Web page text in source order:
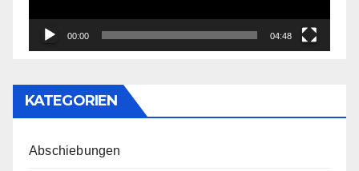
00:00 04:48
KATEGORIEN
Abschiebungen